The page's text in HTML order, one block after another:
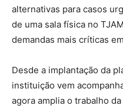
alternativas para casos
de uma sala física no
demandas mais críticas
Desde a implantação da
instituição vem
agora amplia o trabalho